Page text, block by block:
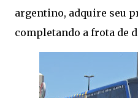
argentino, adquire seu
completando a frota de